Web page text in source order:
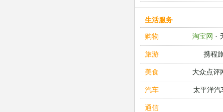
生活服务
购物
淘宝网 ·
旅游 携程
美食 大众点评
汽车 太平洋汽
通信